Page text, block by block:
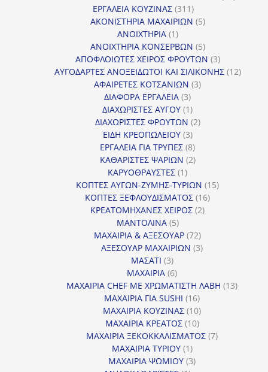
ΕΡΓΑΛΕΙΑ ΚΟΥΖΙΝΑΣ 311311
προϊόντα
ΑΚΟΝΙΣΤΗΡΙΑ ΜΑΧΑΙΡΙΩΝ 55
ΑΝΟΙΧΤΗΡΙΑ 11
προϊόν
ΑΝΟΙΧΤΗΡΙΑ ΚΟΝΣΕΡΒΩΝ 55
προϊόντα
ΑΠΟΦΛΟΙΩΤΕΣ ΧΕΙΡΟΣ ΦΡΟΥΤΩΝ 33
προϊόντα
ΑΥΓΟΔΑΡΤΕΣ ΑΝΟΞΕΙΔΩΤΟΙ ΚΑΙ ΣΙΛΙΚΟΝΗΣ 1212
ΑΦΑΙΡΕΤΕΣ ΚΟΤΣΑΝΙΩΝ 33
ΔΙΑΦΟΡΑ ΕΡΓΑΛΕΙΑ 33
προϊόντα
ΔΙΑΧΩΡΙΣΤΕΣ ΑΥΓΟΥ 11
προϊόν
ΔΙΑΧΩΡΙΣΤΕΣ ΦΡΟΥΤΩΝ 22
ΕΙΔΗ ΚΡΕΟΠΩΛΕΙΟΥ 33
προϊόντα
ΕΡΓΑΛΕΙΑ ΓΙΑ ΤΡΥΠΕΣ 88
προϊόντα
ΚΑΘΑΡΙΣΤΕΣ ΨΑΡΙΩΝ 22
ΚΑΡΥΟΘΡΑΥΣΤΕΣ 11
προϊόν
ΚΟΠΤΕΣ ΑΥΓΩΝ-ΖΥΜΗΣ-ΤΥΡΙΩΝ 1515
ΚΟΠΤΕΣ ΞΕΦΛΟΥΔΙΣΜΑΤΟΣ 1616
ΚΡΕΑΤΟΜΗΧΑΝΕΣ ΧΕΙΡΟΣ 22
ΜΑΝΤΟΛΙΝΑ 55
προϊόντα
ΜΑΧΑΙΡΙΑ & ΑΞΕΣΟΥΑΡ 7272
προϊόντα
ΑΞΕΣΟΥΑΡ ΜΑΧΑΙΡΙΩΝ 33
ΜΑΣΑΤΙ 33
προϊόντα
ΜΑΧΑΙΡΙΑ 66
προϊόντα
ΜΑΧΑΙΡΙΑ CHEF ΜΕ ΧΡΩΜΑΤΙΣΤΗ ΛΑΒΗ 1313
ΜΑΧΑΙΡΙΑ ΓΙΑ SUSHI 1616
προϊόντα
ΜΑΧΑΙΡΙΑ ΚΟΥΖΙΝΑΣ 1010
προϊόντα
ΜΑΧΑΙΡΙΑ ΚΡΕΑΤΟΣ 1010
προϊόντα
ΜΑΧΑΙΡΙΑ ΞΕΚΟΚΚΑΛΙΣΜΑΤΟΣ 77
ΜΑΧΑΙΡΙΑ ΤΥΡΙΟΥ 11
προϊόν
ΜΑΧΑΙΡΙΑ ΨΩΜΙΟΥ 33